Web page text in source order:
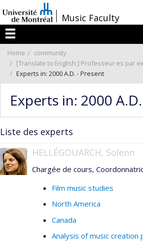
au
contenu
/Music Faculty
Menu
Home
community
[Translate to English:] Professeur·es par
Experts in: 2000 A.D. - Present
Experts in: 2000
Liste des experts
HELLÉGOUARCH, Solenn
Chargée de cours,
Film music studies
North America
Canada
Analysis of music creation